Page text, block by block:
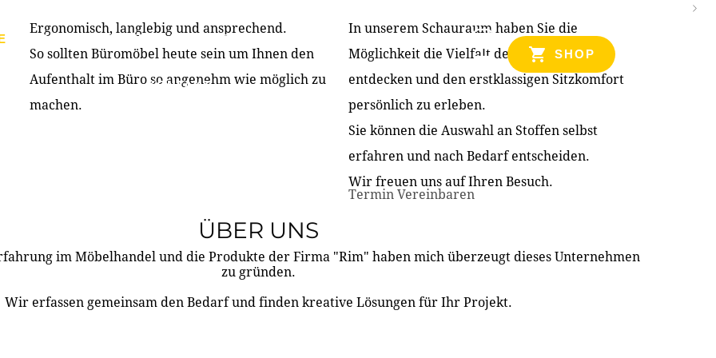
PRODUKTE ÜBER UNS PARTNER & REFERENZEN
KONTAKT
SHOP
Ergonomisch, langlebig und ansprechend.
So sollten Büromöbel heute sein um Ihnen den
Aufenthalt im Büro so angenehm wie möglich zu
machen.
In unserem Schauraum haben Sie die
Möglichkeit die Vielfalt der Produkte zu
entdecken und den erstklassigen Sitzkomfort
persönlich zu erleben.
Sie können die Auswahl an Stoffen selbst
erfahren und nach Bedarf entscheiden.
Wir freuen uns auf Ihren Besuch.
Termin Vereinbaren
ÜBER UNS
im Möbelhandel und die Produkte der Firma "Rim" haben mich überzeugt dieses Unternehmen
zu gründen.
Wir erfassen gemeinsam den Bedarf und finden kreative Lösungen für Ihr Projekt.